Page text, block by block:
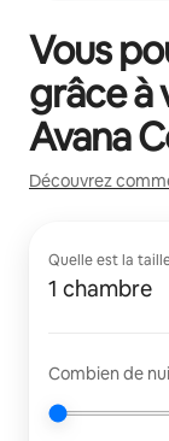
Vous
grâce à
Avana
Découvrez
Quelle est la
1 chambre
Combien de